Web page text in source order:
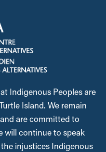
Indigenous Peoples are
Island. We remain
are committed to
will continue to speak
injustices Indigenous